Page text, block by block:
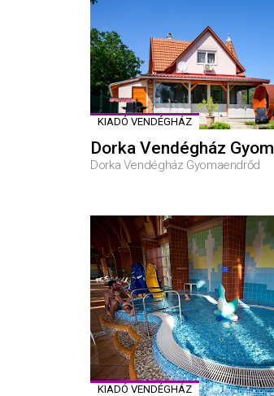
KIADÓ VENDÉGHÁZ
Dorka Vendégház
Dorka Vendégház Gyomaendrőd
KIADÓ VENDÉGHÁZ